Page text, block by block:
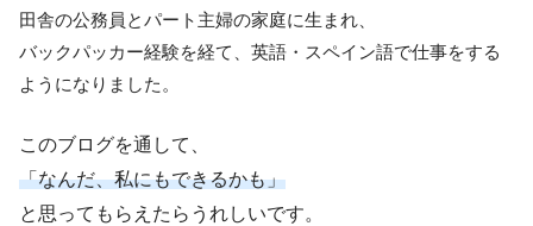
田舎の公務員とパート主婦の家庭に生まれ、
バックパッカー経験を経て、英語・スペイン語で仕事をする
ようになりました。
このブログを通して、
「なんだ、私にもできるかも」
と思ってもらえたらうれしいです。